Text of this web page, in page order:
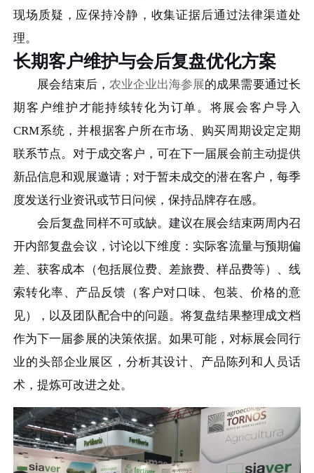
现场质疑，应保持冷静，收集证据后通过法律渠道处
理。
长期客户维护与会后复盘优化方案
展会结束后， 农业企业出海参展的成果需要通过长
期客户维护才能持续转化为订单。将展会客户导入
CRM系统，并根据客户所在市场、购买周期设定定期
联系节点。对于成交客户，可在下一届展会前主动提供
新品信息和观展邀请；对于暂未成交的潜在客户，每季
度发送行业资讯或节日问候，保持品牌存在感。
会后复盘同样不可或缺。建议在展会结束两周内召
开内部复盘会议，讨论以下维度：实际客流量与预期偏
差、获客成本（包括展位费、差旅费、样品费等）、线
索转化率、产品反馈（客户对口味、包装、价格的意
见），以及团队配合中的问题。将复盘结果整理成文档
作为下一届参展的决策依据。如果可能，对标展会同行
业的头部企业展区，分析其设计、产品陈列和人员话
术，提炼可改进之处。